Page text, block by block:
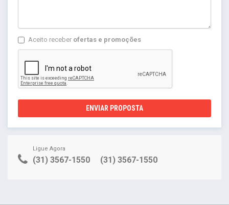
Aceito receber ofertas e promoções
ENVIAR PROPOSTA
Ligue Agora
(31) 3567-1550 (31) 3567-1550